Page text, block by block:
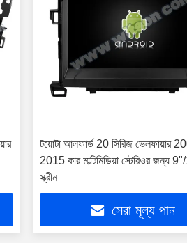
টয়োটা আলফার্ড 20 সিরিজ ভেলফায়ার
2015 কার মাল্টিমিডিয়া স্টেরিওর জন্য
স্ক্রীন
সেরা মূল্য পান